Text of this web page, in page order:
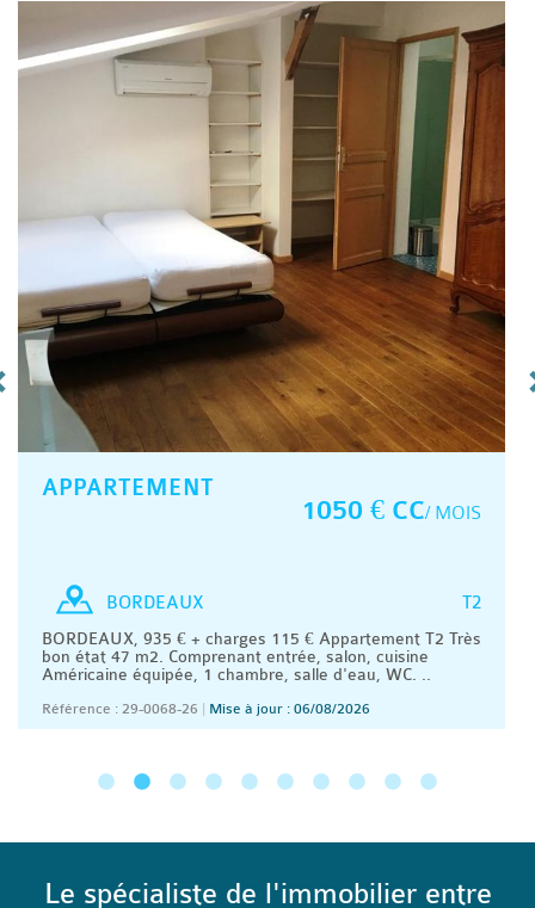
APPARTEMENT
1050 € CC/ MOIS
T2
BORDEAUX
BORDEAUX, 935 € + charges 115 € Appartement T2 Très
bon état 47 m2. Comprenant entrée, salon, cuisine
Américaine équipée, 1 chambre, salle d'eau, WC. ..
Référence : 29-0068-26 Mise à jour : 06/08/2026
Le spécialiste de l'immobilier entre